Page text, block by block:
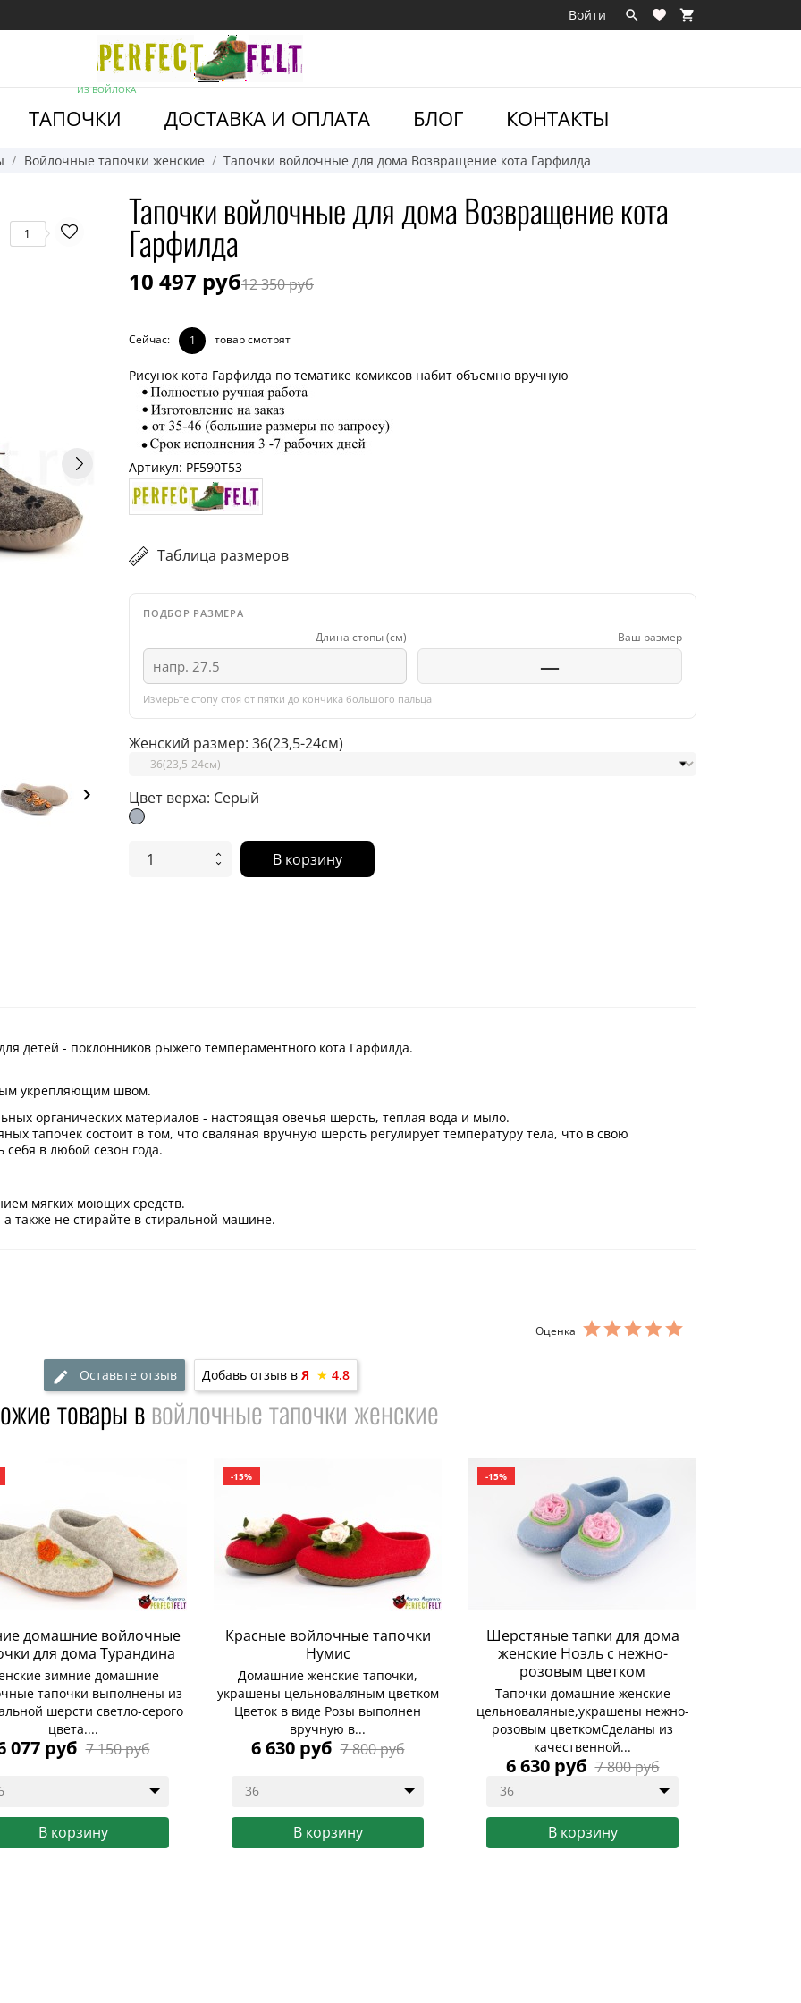
Войти  shopping_cart
ТАПОЧКИ
ИЗ ВОЙЛОКА
ДОСТАВКА И ОПЛАТА БЛОГ КОНТАКТЫ
Войлочные тапочки женские Тапочки войлочные для дома Возвращение кота Гарфилда
keyboard_arrow_right
1
Тапочки войлочные для дома Возвращение кота
Гарфилда
10 497 руб12 350 руб
Сейчас: 1 товар смотрят
Рисунок кота Гарфилда по тематике комиксов набит объемно вручную
Артикул: PF590T53
Таблица размеров
ПОДБОР РАЗМЕРА
Длина стопы (см) Ваш размер
—
Измерьте стопу стоя от пятки до кончика большого пальца
Женский размер: 36(23,5-24см)
Цвет верха: Серый
Серый
В корзину
детей - поклонников рыжего темпераментного кота Гарфилда.
укрепляющим швом.
органических материалов - настоящая овечья шерсть, теплая вода и мыло.
тапочек состоит в том, что сваляная вручную шерсть регулирует температуру тела, что в свою
себя в любой сезон года.
мягких моющих средств.
также не стирайте в стиральной машине.
Оценка
Оставьте отзыв Добавь отзыв в Я ★ 4.8
товары ввойлочные тапочки женские
домашние войлочные
для дома Турандина
зимние домашние
тапочки выполнены из
шерсти светло-серого
цвета....
077 руб 7 150 руб
В корзину
-15%
Красные войлочные тапочки
Нумис
Домашние женские тапочки,
украшены цельноваляным цветком
Цветок в виде Розы выполнен
вручную в...
6 630 руб 7 800 руб
36
В корзину
Купить
-15%
Шерстяные тапки для дома
женские Ноэль с нежно-
розовым цветком
Тапочки домашние женские
цельноваляные,украшены нежно-
розовым цветкомСделаны из
качественной...
6 630 руб 7 800 руб
36
В корзину
Купить